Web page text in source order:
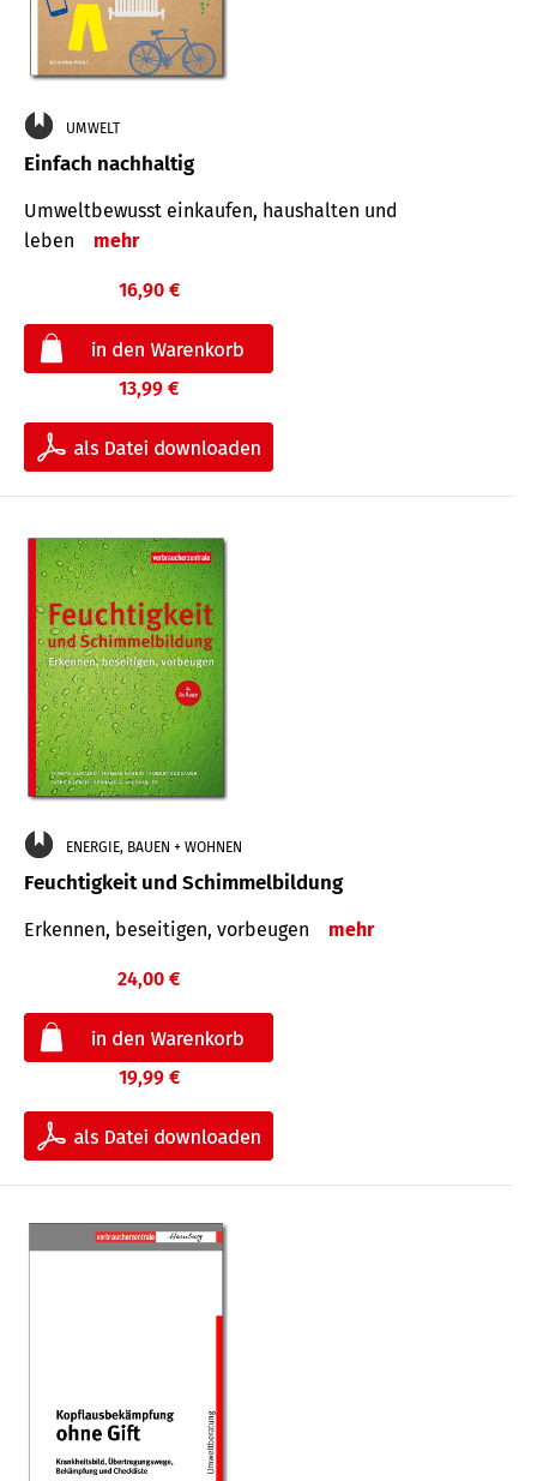
UMWELT
Einfach nachhaltig
Umweltbewusst einkaufen, haushalten und
leben
mehr
16,90 €
13,99 €
ENERGIE, BAUEN + WOHNEN
Feuchtigkeit und Schimmelbildung
Erkennen, beseitigen, vorbeugen mehr
24,00 €
19,99 €